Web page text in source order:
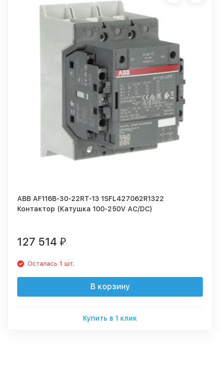
ABB AF116B-30-22RT-13 1SFL427062R1322
Контактор (Катушка 100-250V AC/DC)
127 514 ₽
Осталась 1 шт.
В корзину
Купить в 1 клик